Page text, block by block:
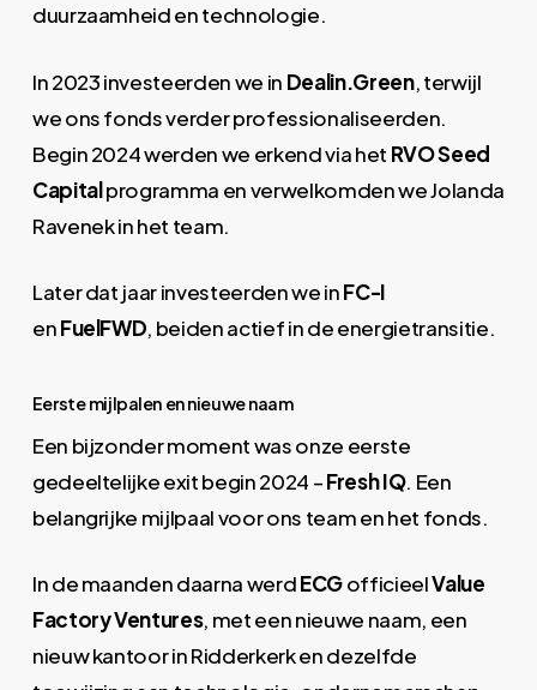
duurzaamheid en technologie.
In 2023 investeerden we in Dealin.Green, terwijl
we ons fonds verder professionaliseerden.
Begin 2024 werden we erkend via het RVO Seed
Capitalprogramma en verwelkomden we Jolanda
Ravenek in het team.
Later dat jaar investeerden we inFC-I
enFuelFWD, beiden actief in de energietransitie.
Eerste mijlpalen en nieuwe naam
Een bijzonder moment was onze eerste
gedeeltelijke exit begin 2024 –Fresh IQ. Een
belangrijke mijlpaal voor ons team en het fonds.
In de maanden daarna werdECGofficieelValue
Factory Ventures, met een nieuwe naam, een
nieuw kantoor in Ridderkerk en dezelfde